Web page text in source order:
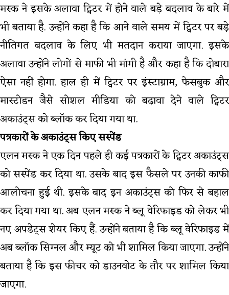
मस्‍क ने इसके अलावा ट्विटर में होने वाले बड़े बदलाव के बारे में
भी बताया है. उन्‍होंने कहा है कि आने वाले समय में ट्विटर पर बड़े
नीतिगत बदलाव के लिए भी मतदान कराया जाएगा. इसके
अलावा उन्‍होंने लोगों से माफी भी मांगी है और कहा है कि दोबारा
ऐसा नहीं होगा. हाल ही में ट्विटर पर इंस्टाग्राम, फेसबुक और
मास्टोडन जैसे सोशल मीडिया को बढ़ावा देने वाले ट्विटर
अकाउंट्स को ब्‍लॉक कर दिया गया था.
पत्रकारों के अकाउंट्स किए सस्पेंड
एलन मस्क ने एक दिन पहले ही कई पत्रकारों के ट्विटर अकाउंट्स
को सस्पेंड कर दिया था. उसके बाद इस फैसले पर उनकी काफी
आलोचना हुई थी. इसके बाद इन अकाउंट्स को फिर से बहाल
कर दिया गया था. अब एलन मस्‍क ने ब्‍लू वेरिफाइड को लेकर भी
नए अपडेट्स शेयर किए हैं. उन्‍होंने बताया है कि ब्लू वेरिफाइड में
अब ब्‍लॉक सिग्‍नल और म्यूट को भी शामिल किया जाएगा. उन्‍होंने
बताया है कि इस फीचर को डाउनवोट के तौर पर शामिल किया
जाएगा.